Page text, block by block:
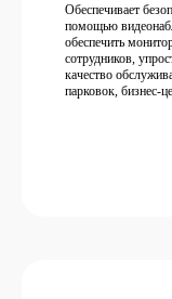
Обеспечивает
помощью
обеспечить
сотрудников,
качество
парковок, бизнес-